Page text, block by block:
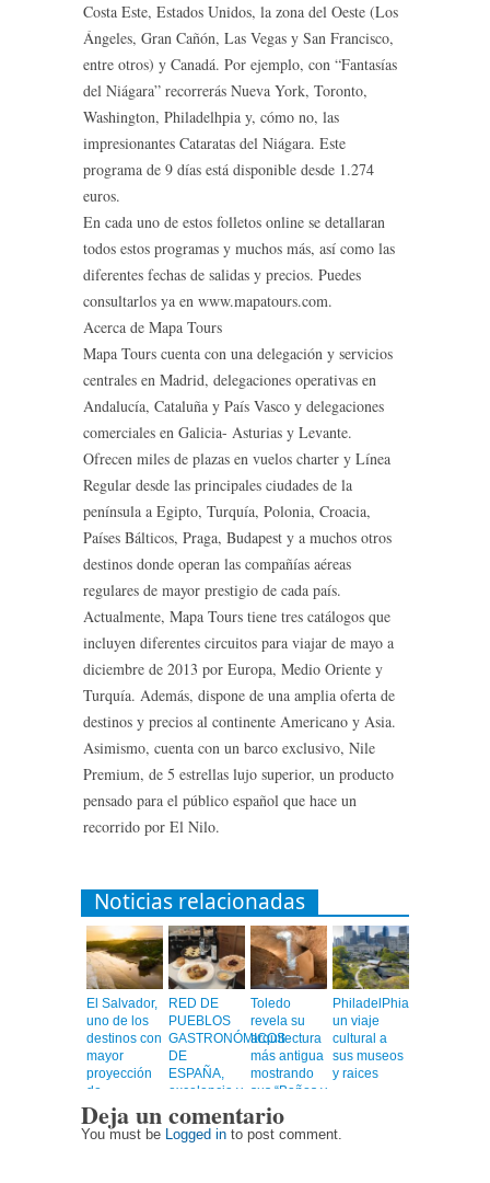
Costa Este, Estados Unidos, la zona del Oeste (Los
Ángeles, Gran Cañón, Las Vegas y San Francisco,
entre otros) y Canadá. Por ejemplo, con “Fantasías
del Niágara” recorrerás Nueva York, Toronto,
Washington, Philadelhpia y, cómo no, las
impresionantes Cataratas del Niágara. Este
programa de 9 días está disponible desde 1.274
euros.
En cada uno de estos folletos online se detallaran
todos estos programas y muchos más, así como las
diferentes fechas de salidas y precios. Puedes
consultarlos ya en www.mapatours.com.
Acerca de Mapa Tours
Mapa Tours cuenta con una delegación y servicios
centrales en Madrid, delegaciones operativas en
Andalucía, Cataluña y País Vasco y delegaciones
comerciales en Galicia- Asturias y Levante.
Ofrecen miles de plazas en vuelos charter y Línea
Regular desde las principales ciudades de la
península a Egipto, Turquía, Polonia, Croacia,
Países Bálticos, Praga, Budapest y a muchos otros
destinos donde operan las compañías aéreas
regulares de mayor prestigio de cada país.
Actualmente, Mapa Tours tiene tres catálogos que
incluyen diferentes circuitos para viajar de mayo a
diciembre de 2013 por Europa, Medio Oriente y
Turquía. Además, dispone de una amplia oferta de
destinos y precios al continente Americano y Asia.
Asimismo, cuenta con un barco exclusivo, Nile
Premium, de 5 estrellas lujo superior, un producto
pensado para el público español que hace un
recorrido por El Nilo.
Noticias relacionadas
El Salvador,
uno de los
destinos con
mayor
proyección
de
Centroamérica
RED DE
PUEBLOS
GASTRONÓMICOS
DE
ESPAÑA,
excelencia y
un viaje
emocionante
Toledo
revela su
arquitectura
más antigua
mostrando
sus “Baños y
Mezquitas”
PhiladelPhia,
un viaje
cultural a
sus museos
y raices
Deja un comentario
You must be Logged in to post comment.